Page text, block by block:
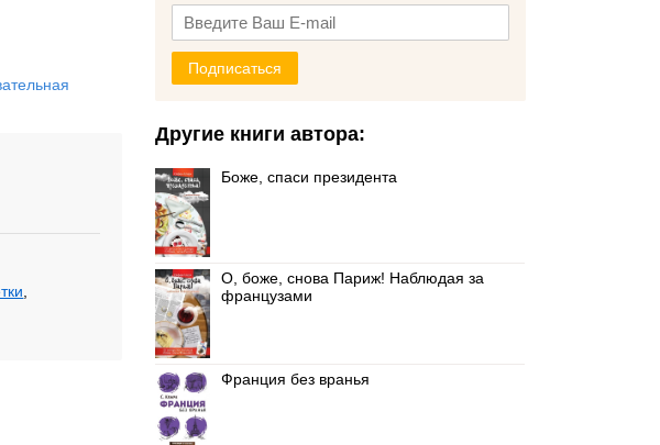
Подписаться
Другие книги автора:
Боже, спаси президента
О, боже, снова Париж! Наблюдая за
французами
Франция без вранья